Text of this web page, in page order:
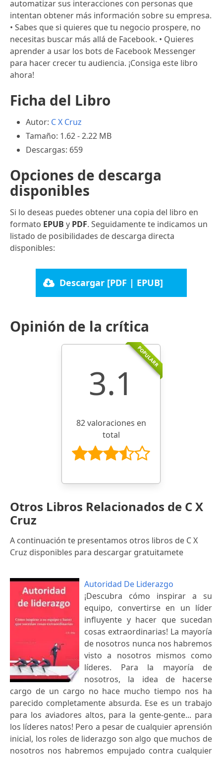
automatizar sus interacciones con personas que
intentan obtener más información sobre su empresa.
• Sabes que si quieres que tu negocio prospere, no
necesitas buscar más allá de Facebook. • Quieres
aprender a usar los bots de Facebook Messenger
para hacer crecer tu audiencia. ¡Consiga este libro
ahora!
Ficha del Libro
Autor: C X Cruz
Tamaño: 1.62 - 2.22 MB
Descargas: 659
Opciones de descarga
disponibles
Si lo deseas puedes obtener una copia del libro en
formato EPUB y PDF. Seguidamente te indicamos un
listado de posibilidades de descarga directa
disponibles:
Descargar [PDF | EPUB]
Opinión de la crítica
POPULARR
3.1
82 valoraciones en
total
Otros Libros Relacionados de C X
Cruz
A continuación te presentamos otros libros de C X
Cruz disponibles para descargar gratuitamete
Autoridad De Liderazgo
¡Descubra cómo inspirar a su
equipo, convertirse en un líder
influyente y hacer que sucedan
cosas extraordinarias! La mayoría
de nosotros nunca nos habremos
visto a nosotros mismos como
líderes. Para la mayoría de
nosotros, la idea de hacerse
cargo de un cargo no hace mucho tiempo nos ha
parecido completamente absurda. Ese es un trabajo
para los aviadores altos, para la gente-gente... para
los líderes natos! Pero a pesar de cualquier aprensión
inicial, los roles de liderazgo son algo que muchos de
nosotros nos habremos empujado contra cualquier